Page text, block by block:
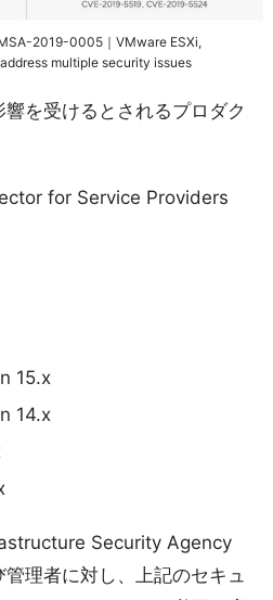
2019-0005｜VMware ESXi,
multiple security issues
を受けるとされるプロダク
for Service Providers
15.x
14.x
Security Agency
理者に対し、上記のセキュ